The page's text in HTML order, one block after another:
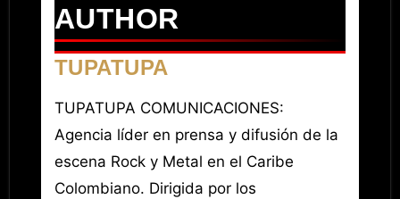
AUTHOR
TUPATUPA
TUPATUPA COMUNICACIONES:
Agencia líder en prensa y difusión de la
escena Rock y Metal en el Caribe
Colombiano. Dirigida por los